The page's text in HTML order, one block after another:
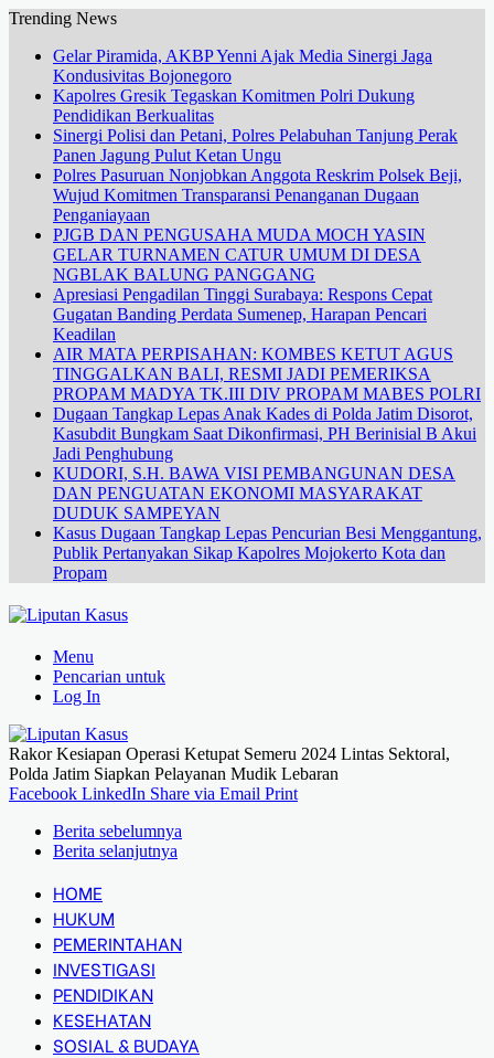
Trending News
Gelar Piramida, AKBP Yenni Ajak Media Sinergi Jaga
Kondusivitas Bojonegoro
Kapolres Gresik Tegaskan Komitmen Polri Dukung
Pendidikan Berkualitas
Sinergi Polisi dan Petani, Polres Pelabuhan Tanjung Perak
Panen Jagung Pulut Ketan Ungu
Polres Pasuruan Nonjobkan Anggota Reskrim Polsek Beji,
Wujud Komitmen Transparansi Penanganan Dugaan
Penganiayaan
PJGB DAN PENGUSAHA MUDA MOCH YASIN
GELAR TURNAMEN CATUR UMUM DI DESA
NGBLAK BALUNG PANGGANG
Apresiasi Pengadilan Tinggi Surabaya: Respons Cepat
Gugatan Banding Perdata Sumenep, Harapan Pencari
Keadilan
AIR MATA PERPISAHAN: KOMBES KETUT AGUS
TINGGALKAN BALI, RESMI JADI PEMERIKSA
PROPAM MADYA TK.III DIV PROPAM MABES POLRI
Dugaan Tangkap Lepas Anak Kades di Polda Jatim Disorot,
Kasubdit Bungkam Saat Dikonfirmasi, PH Berinisial B Akui
Jadi Penghubung
KUDORI, S.H. BAWA VISI PEMBANGUNAN DESA
DAN PENGUATAN EKONOMI MASYARAKAT
DUDUK SAMPEYAN
Kasus Dugaan Tangkap Lepas Pencurian Besi Menggantung,
Publik Pertanyakan Sikap Kapolres Mojokerto Kota dan
Propam
Menu
Pencarian untuk
Log In
Rakor Kesiapan Operasi Ketupat Semeru 2024 Lintas Sektoral,
Polda Jatim Siapkan Pelayanan Mudik Lebaran
Facebook LinkedIn Share via Email Print
Berita sebelumnya
Berita selanjutnya
HOME
HUKUM
PEMERINTAHAN
INVESTIGASI
PENDIDIKAN
KESEHATAN
SOSIAL & BUDAYA